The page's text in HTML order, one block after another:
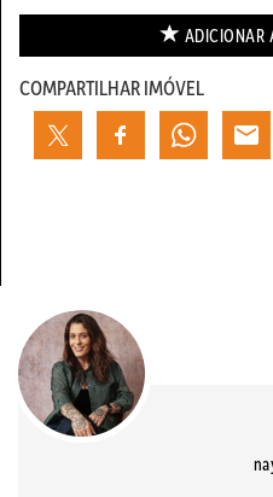
ADICIONAR
COMPARTILHAR IMÓVEL